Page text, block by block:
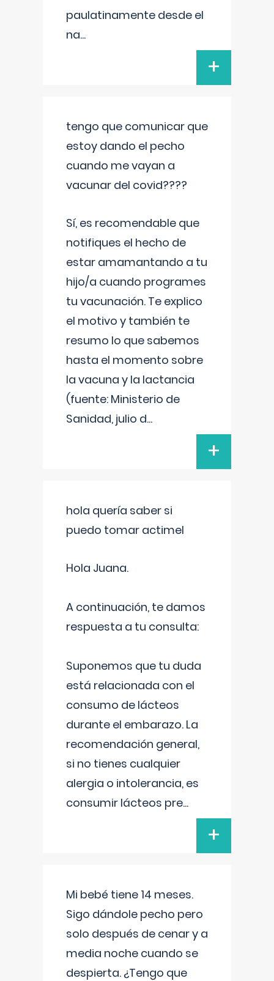
paulatinamente desde el
na...
+
tengo que comunicar que
estoy dando el pecho
cuando me vayan a
vacunar del covid????
Sí, es recomendable que
notifiques el hecho de
estar amamantando a tu
hijo/a cuando programes
tu vacunación. Te explico
el motivo y también te
resumo lo que sabemos
hasta el momento sobre
la vacuna y la lactancia
(fuente: Ministerio de
Sanidad, julio d...
+
hola quería saber si
puedo tomar actimel
Hola Juana.
A continuación, te damos
respuesta a tu consulta:
Suponemos que tu duda
está relacionada con el
consumo de lácteos
durante el embarazo. La
recomendación general,
si no tienes cualquier
alergia o intolerancia, es
consumir lácteos pre...
+
Mi bebé tiene 14 meses.
Sigo dándole pecho pero
solo después de cenar y a
media noche cuando se
despierta. ¿Tengo que